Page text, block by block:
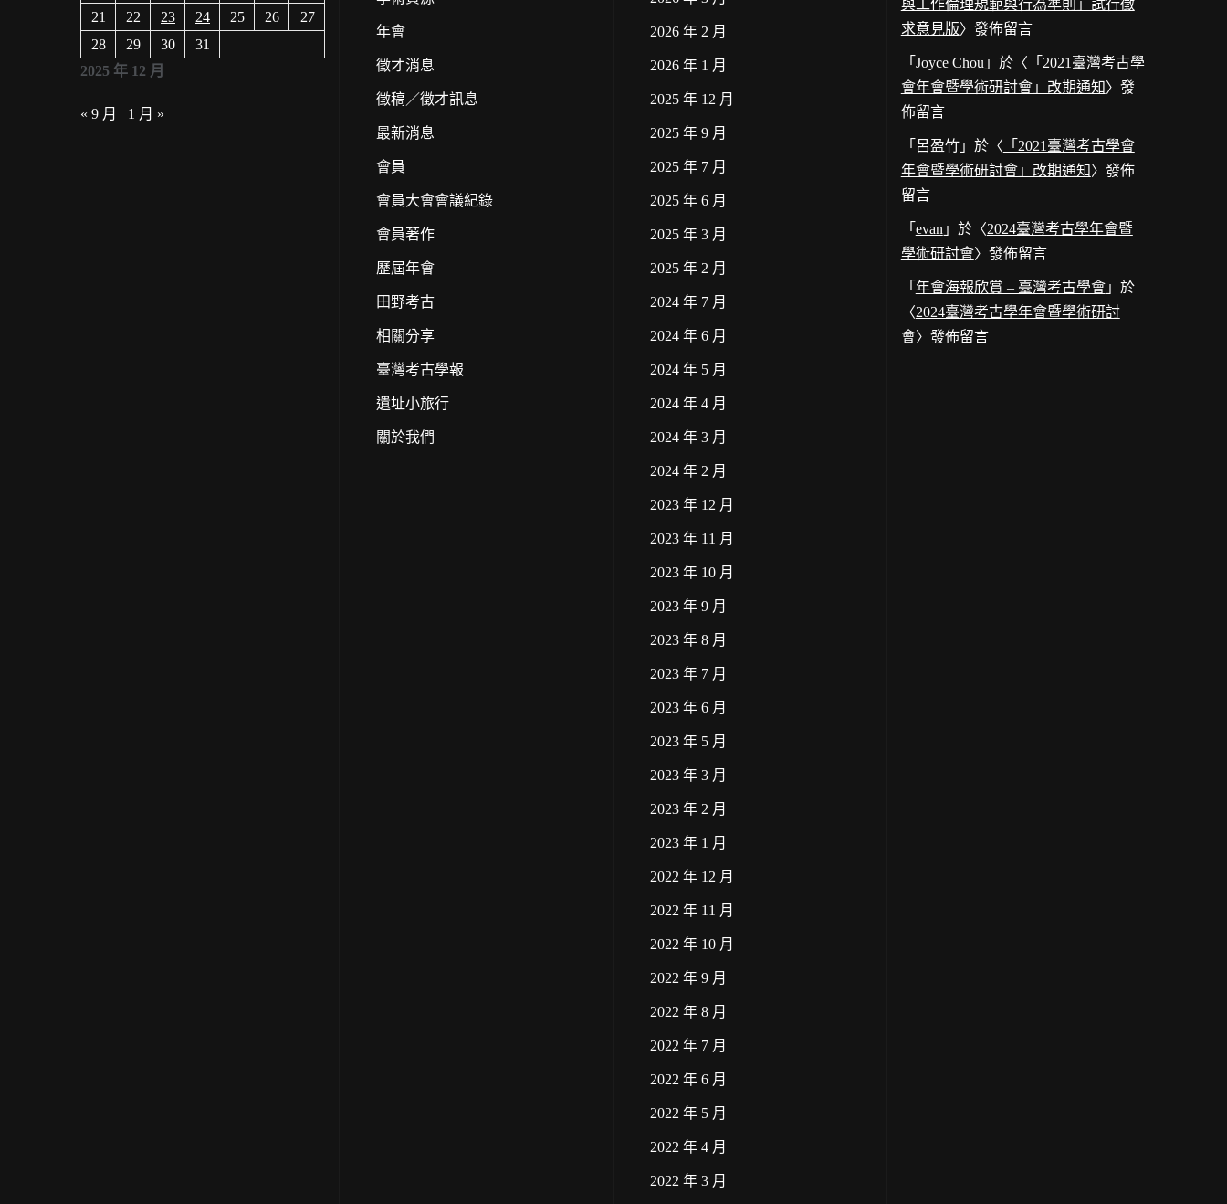
2025 年 12 月
21
22 23 24 25 26
27
28
29 30 31
« 9 月 1 月 »
年會
徵才消息
徵稿／徵才訊息
最新消息
會員
會員大會會議紀錄
會員著作
歷屆年會
田野考古
相關分享
臺灣考古學報
遺址小旅行
關於我們
2026 年 2 月
2026 年 1 月
2025 年 12 月
2025 年 9 月
2025 年 7 月
2025 年 6 月
2025 年 3 月
2025 年 2 月
2024 年 7 月
2024 年 6 月
2024 年 5 月
2024 年 4 月
2024 年 3 月
2024 年 2 月
2023 年 12 月
2023 年 11 月
2023 年 10 月
2023 年 9 月
2023 年 8 月
2023 年 7 月
2023 年 6 月
2023 年 5 月
2023 年 3 月
2023 年 2 月
2023 年 1 月
2022 年 12 月
2022 年 11 月
2022 年 10 月
2022 年 9 月
2022 年 8 月
2022 年 7 月
2022 年 6 月
2022 年 5 月
2022 年 4 月
2022 年 3 月
與工作倫理規範與行為準則」試行徵
求意見版〉發佈留言
「 Joyce Chou 」於〈 「2021臺灣考古學
會年會暨學術研討會」改期通知〉發
佈留言
「 呂盈竹」於〈 「2021臺灣考古學會
年會暨學術研討會」改期通知〉發佈
留言
「 evan 」於〈2024臺灣考古學年會暨
學術研討會〉發佈留言
「 年會海報欣賞 – 臺灣考古學會」於
〈2024臺灣考古學年會暨學術研討
會〉發佈留言